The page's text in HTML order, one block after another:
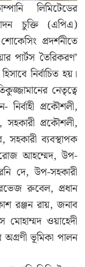
লিমিটেডের
চুক্তি (এপিএ)
প্রদর্শনীতে
পার্টস তৈরিকরণ’
নির্বাচিত হয়।
নেতৃত্বে
নির্বাহী প্রকৌশলী,
প্রকৌশলী,
সহকারী ব্যবস্থাপক
আহম্মেদ, উপ-
দে, উপ-সহকারী
রুবেল, প্রধান
রঞ্জন রায়, জনাব
মোহাম্মদ ওয়াহেদী
অগ্রণী ভূমিকা পালন